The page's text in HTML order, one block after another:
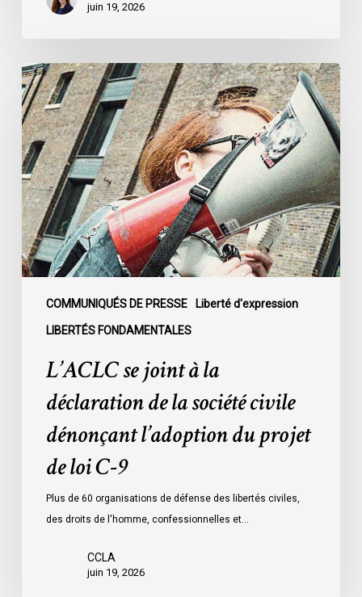
juin 19, 2026
COMMUNIQUÉS DE PRESSE Liberté d'expression
LIBERTÉS FONDAMENTALES
L’ACLC
se
joint
à
la
déclaration
de
la
société
civile
l’adoption
L’ACLC se joint à la
déclaration de la société civile
dénonçant l’adoption du projet
de loi C-9
Plus de 60 organisations de défense des libertés civiles,
des droits de l'homme, confessionnelles et…
CCLA
juin 19, 2026